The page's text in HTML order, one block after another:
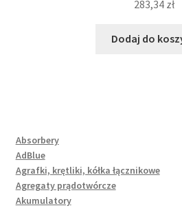
283,34 zł
Dodaj do
Absorbery
AdBlue
Agrafki, krętliki, kółka łącznikowe
Agregaty prądotwórcze
Akumulatory